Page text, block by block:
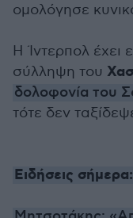
ομολόγησε
Η Ίντερπολ έχει
σύλληψη του
δολοφονία του
τότε δεν
Ειδήσεις σήμερα: